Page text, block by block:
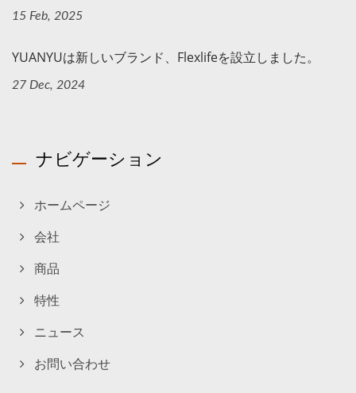
15 Feb, 2025
YUANYUは新しいブランド、Flexlifeを設立しました。
27 Dec, 2024
ナビゲーション
ホームページ
会社
商品
特性
ニュース
お問い合わせ